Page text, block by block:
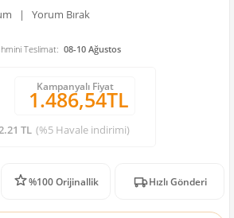
| Yorum Bırak
Teslimat: 08-10 Ağustos
Kampanyalı Fiyat
1.486,54TL
TL (%5 Havale indirimi)
%100 Orijinallik Hızlı Gönderi